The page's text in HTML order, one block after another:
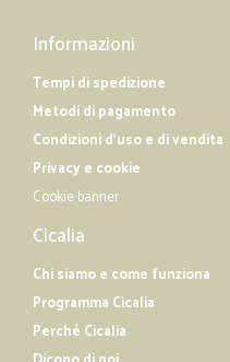
Informazioni
Tempi di spedizione
Metodi di pagamento
Condizioni d'uso e di vendita
Privacy e cookie
Cookie banner
Cicalia
Chi siamo e come funziona
Programma Cicalia
Perché Cicalia